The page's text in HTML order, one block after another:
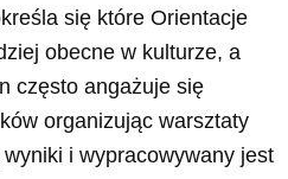
się które Orientacje
obecne w kulturze, a
często angażuje się
organizując warsztaty
i wypracowywany jest